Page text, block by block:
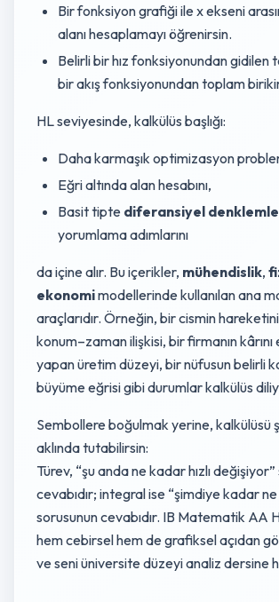
Bir fonksiyon grafiği ile x ekseni
alanı hesaplamayı öğrenirsin.
Belirli bir hız fonksiyonundan gidilen
bir akış fonksiyonundan toplam
HL seviyesinde, kalkülüs başlığı:
Daha karmaşık optimizasyon
Eğri altında alan hesabını,
Basit tipte diferansiyel
yorumlama adımlarını
da içine alır. Bu içerikler, mühendislik,
ekonomimodellerinde kullanılan ana
araçlarıdır. Örneğin, bir cismin
konum–zaman ilişkisi, bir firmanın kârını
yapan üretim düzeyi, bir nüfusun belirli
büyüme eğrisi gibi durumlar kalkülüs
Sembollere boğulmak yerine, kalkülüsü
aklında tutabilirsin:
Türev, “şu anda ne kadar hızlı
cevabıdır; integral ise “şimdiye kadar
sorusunun cevabıdır. IB Matematik AA
hem cebirsel hem de grafiksel açıdan
ve seni üniversite düzeyi analiz dersine